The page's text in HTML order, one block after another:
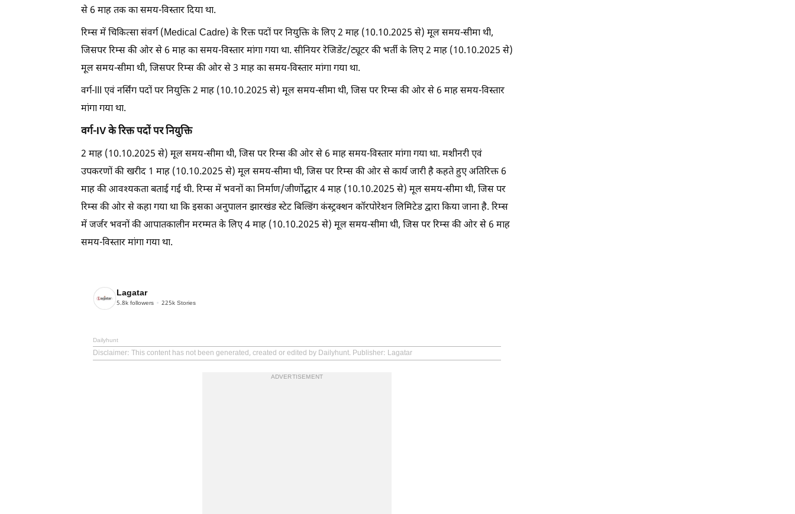
से 6 माह तक का समय-विस्तार दिया था.
रिम्स में चिकित्सा संवर्ग (Medical Cadre) के रिक्त पदों पर नियुक्ति के लिए 2 माह (10.10.2025 से) मूल समय-सीमा थी,
जिसपर रिम्स की ओर से 6 माह का समय-विस्तार मांगा गया था. सीनियर रेजिडेंट/ट्यूटर की भर्ती के लिए 2 माह (10.10.2025 से)
मूल समय-सीमा थी, जिसपर रिम्स की ओर से 3 माह का समय-विस्तार मांगा गया था.
वर्ग-III एवं नर्सिंग पदों पर नियुक्ति 2 माह (10.10.2025 से) मूल समय-सीमा थी, जिस पर रिम्स की ओर से 6 माह समय-विस्तार
मांगा गया था.
वर्ग-IV के रिक्त पदों पर नियुक्ति
2 माह (10.10.2025 से) मूल समय-सीमा थी, जिस पर रिम्स की ओर से 6 माह समय-विस्तार मांगा गया था. मशीनरी एवं
उपकरणों की खरीद 1 माह (10.10.2025 से) मूल समय-सीमा थी, जिस पर रिम्स की ओर से कार्य जारी है कहते हुए अतिरिक्त 6
माह की आवश्यकता बताई गई थी. रिम्स में भवनों का निर्माण/जीर्णोद्धार 4 माह (10.10.2025 से) मूल समय-सीमा थी, जिस पर
रिम्स की ओर से कहा गया था कि इसका अनुपालन झारखंड स्टेट बिल्डिंग कंस्ट्रक्शन कॉरपोरेशन लिमिटेड द्वारा किया जाना है. रिम्स
में जर्जर भवनों की आपातकालीन मरम्मत के लिए 4 माह (10.10.2025 से) मूल समय-सीमा थी, जिस पर रिम्स की ओर से 6 माह
समय-विस्तार मांगा गया था.
Lagatar
5.8k followers 225k Stories
Dailyhunt
Disclaimer: This content has not been generated, created or edited by Dailyhunt. Publisher: Lagatar
ADVERTISEMENT